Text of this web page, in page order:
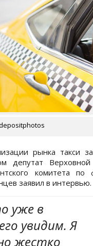
рынка такси
депутат
комитета
заявил в интервью.
уже в
увидим. Я
жестко